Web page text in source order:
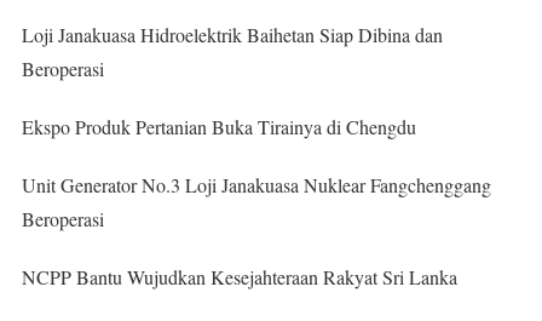
Loji Janakuasa Hidroelektrik Baihetan Siap Dibina dan
Beroperasi
Ekspo Produk Pertanian Buka Tirainya di Chengdu
Unit Generator No.3 Loji Janakuasa Nuklear Fangchenggang
Beroperasi
NCPP Bantu Wujudkan Kesejahteraan Rakyat Sri Lanka